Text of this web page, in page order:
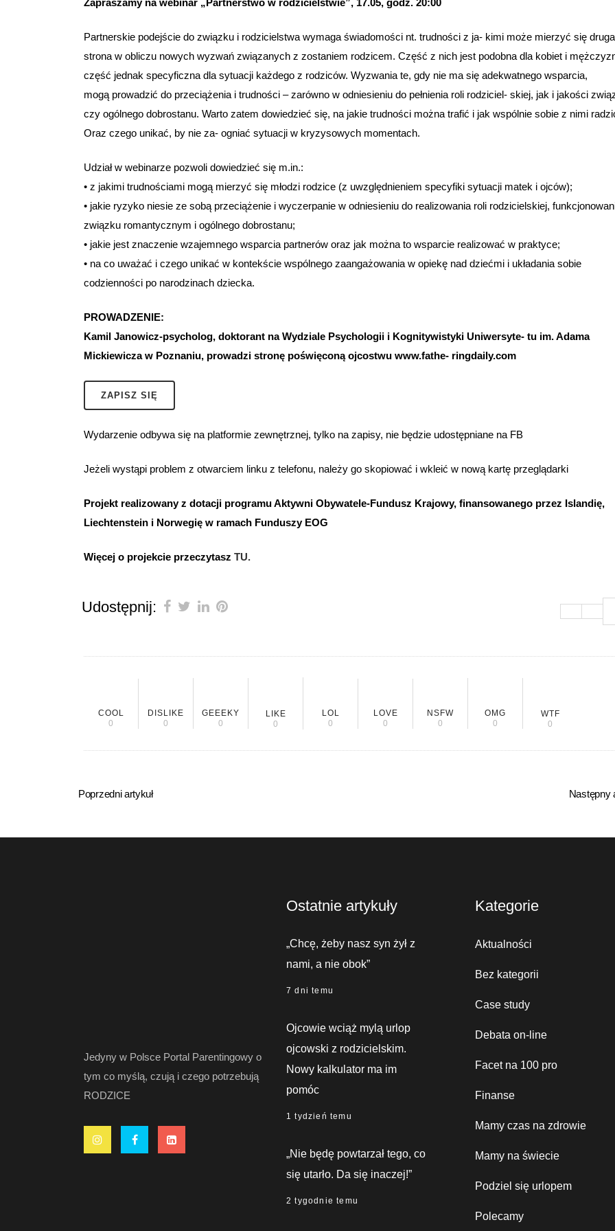
Zapraszamy na webinar „Partnerstwo w rodzicielstwie”, 17.05, godz. 20:00
Partnerskie podejście do związku i rodzicielstwa wymaga świadomości nt. trudności z ja- kimi może mierzyć się druga
strona w obliczu nowych wyzwań związanych z zostaniem rodzicem. Część z nich jest podobna dla kobiet i
część jednak specyficzna dla sytuacji każdego z rodziców. Wyzwania te, gdy nie ma się adekwatnego wsparcia,
mogą prowadzić do przeciążenia i trudności – zarówno w odniesieniu do pełnienia roli rodziciel- skiej, jak i jakości
czy ogólnego dobrostanu. Warto zatem dowiedzieć się, na jakie trudności można trafić i jak wspólnie sobie z nimi
Oraz czego unikać, by nie za- ogniać sytuacji w kryzysowych momentach.
Udział w webinarze pozwoli dowiedzieć się m.in.:
• z jakimi trudnościami mogą mierzyć się młodzi rodzice (z uwzględnieniem specyfiki sytuacji matek i ojców);
• jakie ryzyko niesie ze sobą przeciążenie i wyczerpanie w odniesieniu do realizowania roli rodzicielskiej,
związku romantycznym i ogólnego dobrostanu;
• jakie jest znaczenie wzajemnego wsparcia partnerów oraz jak można to wsparcie realizować w praktyce;
• na co uważać i czego unikać w kontekście wspólnego zaangażowania w opiekę nad dziećmi i układania sobie
codzienności po narodzinach dziecka.
PROWADZENIE:
Kamil Janowicz-psycholog, doktorant na Wydziale Psychologii i Kognitywistyki Uniwersyte- tu im. Adama
Mickiewicza w Poznaniu, prowadzi stronę poświęconą ojcostwu www.fathe- ringdaily.com
ZAPISZ SIĘ
Wydarzenie odbywa się na platformie zewnętrznej, tylko na zapisy, nie będzie udostępniane na FB
Jeżeli wystąpi problem z otwarciem linku z telefonu, należy go skopiować i wkleić w nową kartę przeglądarki
Projekt realizowany z dotacji programu Aktywni Obywatele-Fundusz Krajowy, finansowanego przez Islandię,
Liechtenstein i Norwegię w ramach Funduszy EOG
Więcej o projekcie przeczytasz TU.
Udostępnij:
COOL
0
DISLIKE
0
GEEEKY
0
LIKE
0
LOL
0
LOVE
0
NSFW
0
OMG
0
WTF
0
Poprzedni artykuł Następny
Jedyny w Polsce Portal Parentingowy o
tym co myślą, czują i czego potrzebują
RODZICE
Ostatnie artykuły
„Chcę, żeby nasz syn żył z
nami, a nie obok”
7 dni temu
Ojcowie wciąż mylą urlop
ojcowski z rodzicielskim.
Nowy kalkulator ma im
pomóc
1 tydzień temu
„Nie będę powtarzał tego, co
się utarło. Da się inaczej!”
2 tygodnie temu
Kategorie
Aktualności
Bez kategorii
Case study
Debata on-line
Facet na 100 pro
Finanse
Mamy czas na zdrowie
Mamy na świecie
Podziel się urlopem
Polecamy